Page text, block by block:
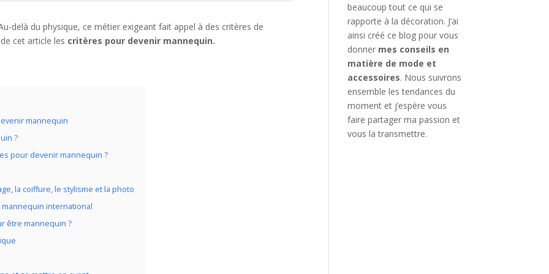
delà du physique, ce métier exigeant fait appel à des critères de
cet article les critères pour devenir mannequin.
mannequin
?
pour devenir mannequin ?
la coiffure, le stylisme et la photo
international
être mannequin ?
beaucoup tout ce qui se
rapporte à la décoration. J’ai
ainsi créé ce blog pour vous
donner mes conseils en
matière de mode et
accessoires. Nous suivrons
ensemble les tendances du
moment et j’espère vous
faire partager ma passion et
vous la transmettre.